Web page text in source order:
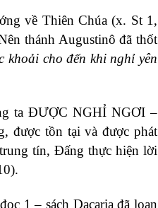
về Thiên Chúa(x. St 1,
thánh Augustinô đã thốt
khoải cho đến khi nghỉ yên
ta ĐƯỢC NGHỈ NGƠI –
được tồn tại và được phát
tín, Đấng thực hiện lời
1 – sách Dacaria đã loan